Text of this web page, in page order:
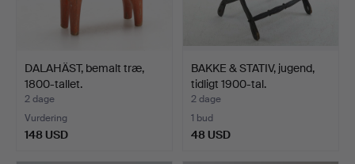
DALAHÄST, bemalt træ,
1800-tallet.
2 dage
Vurdering
148 USD
BAKKE & STATIV, jugend,
tidligt 1900-tal.
2 dage
1 bud
48 USD